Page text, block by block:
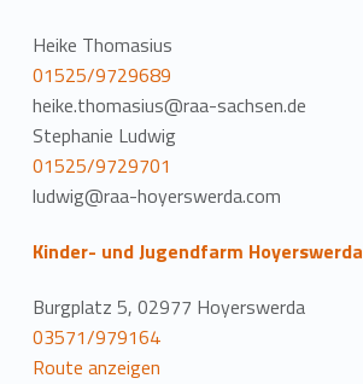
Heike Thomasius
01525/9729689
heike.thomasius@raa-sachsen.de
Stephanie Ludwig
01525/9729701
ludwig@raa-hoyerswerda.com
Kinder- und Jugendfarm Hoyerswerda
Burgplatz 5, 02977 Hoyerswerda
03571/979164
Route anzeigen